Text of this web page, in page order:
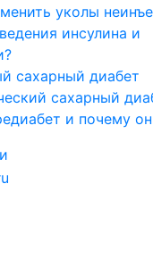
уколы
инсулина и
сахарный диабет
сахарный
и почему